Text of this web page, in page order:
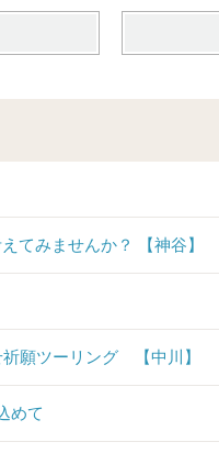
てみませんか？ 【神谷】
願ツーリング 【中川】
めて